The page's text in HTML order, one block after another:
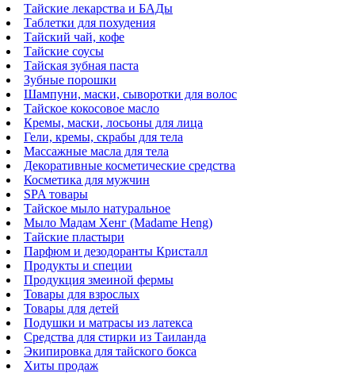
Тайские лекарства и БАДы
Таблетки для похудения
Тайский чай, кофе
Тайские соусы
Тайская зубная паста
Зубные порошки
Шампуни, маски, сыворотки для волос
Тайское кокосовое масло
Кремы, маски, лосьоны для лица
Гели, кремы, скрабы для тела
Массажные масла для тела
Декоративные косметические средства
Косметика для мужчин
SPA товары
Тайское мыло натуральное
Мыло Мадам Хенг (Madame Heng)
Тайские пластыри
Парфюм и дезодоранты Кристалл
Продукты и специи
Продукция змеиной фермы
Товары для взрослых
Товары для детей
Подушки и матрасы из латекса
Средства для стирки из Таиланда
Экипировка для тайского бокса
Хиты продаж